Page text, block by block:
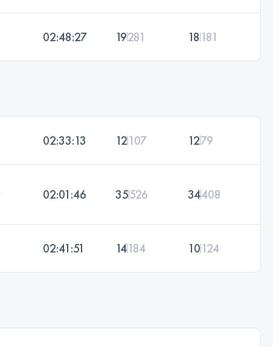
02:48:27 19281 18 181
02:33:13 12107 1279
02:01:46 35526 34408
02:41:51 14184 10124